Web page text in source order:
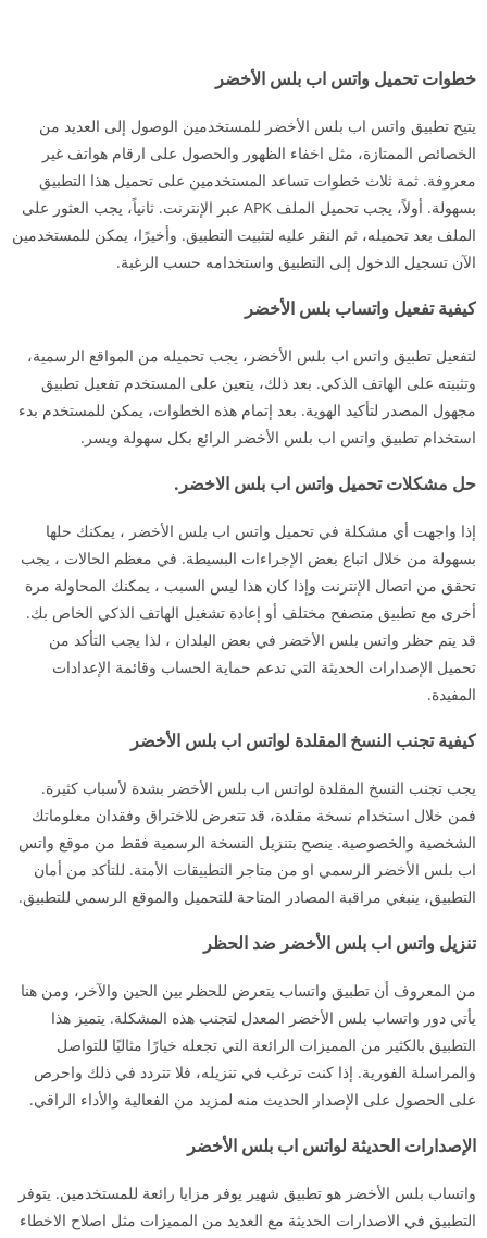
خطوات تحميل واتس اب بلس الأخضر
يتيح تطبيق واتس اب بلس الأخضر للمستخدمين الوصول إلى العديد من
الخصائص الممتازة، مثل اخفاء الظهور والحصول على ارقام هواتف غير
معروفة. ثمة ثلاث خطوات تساعد المستخدمين على تحميل هذا التطبيق
بسهولة. أولاً، يجب تحميل الملف APK عبر الإنترنت. ثانياً، يجب العثور على
الملف بعد تحميله، ثم النقر عليه لتثبيت التطبيق. وأخيرًا، يمكن للمستخدمين
الآن تسجيل الدخول إلى التطبيق واستخدامه حسب الرغبة.
كيفية تفعيل واتساب بلس الأخضر
لتفعيل تطبيق واتس اب بلس الأخضر، يجب تحميله من المواقع الرسمية،
وتثبيته على الهاتف الذكي. بعد ذلك، يتعين على المستخدم تفعيل تطبيق
مجهول المصدر لتأكيد الهوية. بعد إتمام هذه الخطوات، يمكن للمستخدم بدء
استخدام تطبيق واتس اب بلس الأخضر الرائع بكل سهولة ويسر.
حل مشكلات تحميل واتس اب بلس الاخضر.
إذا واجهت أي مشكلة في تحميل واتس اب بلس الأخضر ، يمكنك حلها
بسهولة من خلال اتباع بعض الإجراءات البسيطة. في معظم الحالات ، يجب
تحقق من اتصال الإنترنت وإذا كان هذا ليس السبب ، يمكنك المحاولة مرة
أخرى مع تطبيق متصفح مختلف أو إعادة تشغيل الهاتف الذكي الخاص بك.
قد يتم حظر واتس بلس الأخضر في بعض البلدان ، لذا يجب التأكد من
تحميل الإصدارات الحديثة التي تدعم حماية الحساب وقائمة الإعدادات
المفيدة.
كيفية تجنب النسخ المقلدة لواتس اب بلس الأخضر
يجب تجنب النسخ المقلدة لواتس اب بلس الأخضر بشدة لأسباب كثيرة.
فمن خلال استخدام نسخة مقلدة، قد تتعرض للاختراق وفقدان معلوماتك
الشخصية والخصوصية. ينصح بتنزيل النسخة الرسمية فقط من موقع واتس
اب بلس الأخضر الرسمي او من متاجر التطبيقات الأمنة. للتأكد من أمان
التطبيق، ينبغي مراقبة المصادر المتاحة للتحميل والموقع الرسمي للتطبيق.
تنزيل واتس اب بلس الأخضر ضد الحظر
من المعروف أن تطبيق واتساب يتعرض للحظر بين الحين والآخر، ومن هنا
يأتي دور واتساب بلس الأخضر المعدل لتجنب هذه المشكلة. يتميز هذا
التطبيق بالكثير من المميزات الرائعة التي تجعله خيارًا مثاليًا للتواصل
والمراسلة الفورية. إذا كنت ترغب في تنزيله، فلا تتردد في ذلك واحرص
على الحصول على الإصدار الحديث منه لمزيد من الفعالية والأداء الراقي.
الإصدارات الحديثة لواتس اب بلس الأخضر
واتساب بلس الأخضر هو تطبيق شهير يوفر مزايا رائعة للمستخدمين. يتوفر
التطبيق في الاصدارات الحديثة مع العديد من المميزات مثل اصلاح الاخطاء